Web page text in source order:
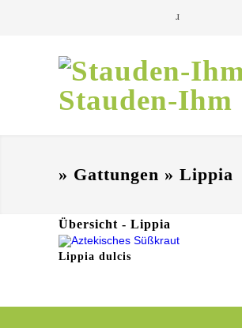
Stauden-Ihm
» Gattungen » Lippia
Übersicht - Lippia
Lippia dulcis